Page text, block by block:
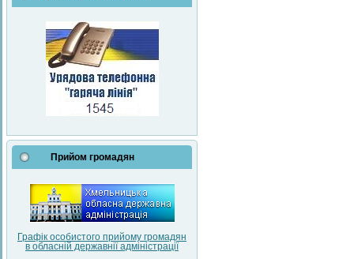
Прийом громадян
Графік особистого прийому громадян
в обласній державнії адміністрації